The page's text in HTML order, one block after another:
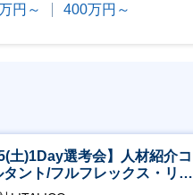
円～ 400万円～
5(土)1Day選考会】人材紹介コ
タント/フルフレックス・リモ
休最長6年取得可